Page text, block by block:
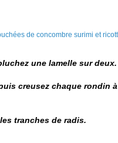
une lamelle sur deux.
creusez chaque rondin
tranches de radis.